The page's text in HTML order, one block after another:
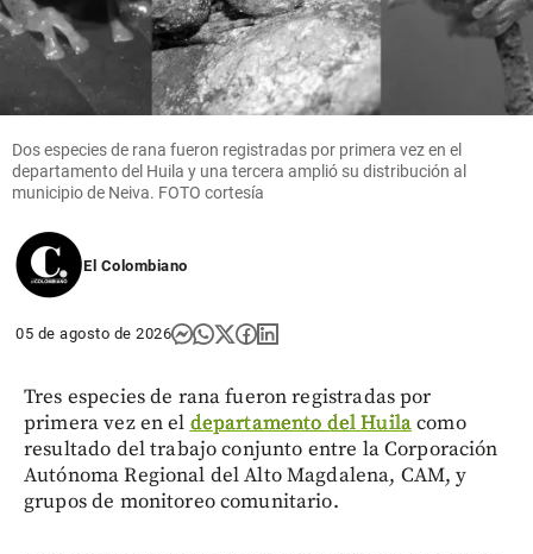
Dos especies de rana fueron registradas por primera vez en el
departamento del Huila y una tercera amplió su distribución al
municipio de Neiva. FOTO cortesía
El Colombiano
05 de agosto de 2026
Tres especies de rana fueron registradas por
primera vez en el departamento del Huilacomo
resultado del trabajo conjunto entre la Corporación
Autónoma Regional del Alto Magdalena, CAM, y
grupos de monitoreo comunitario.